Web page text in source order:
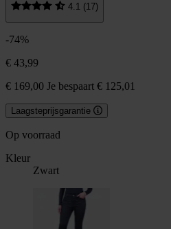
4.1 (17)
-74%
€ 43,99
€ 169,00 Je bespaart € 125,01
Laagsteprijsgarantie
Op voorraad
Kleur
Zwart